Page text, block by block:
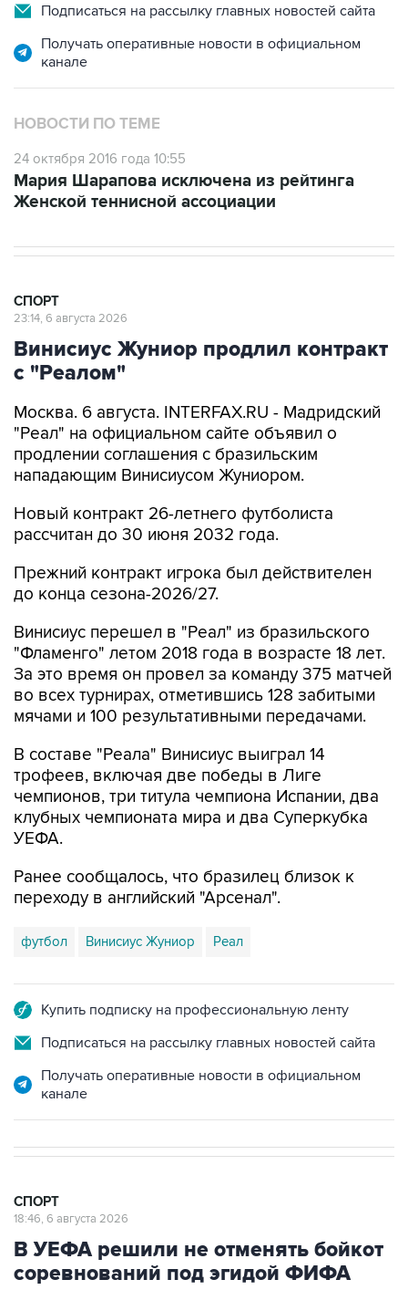
Подписаться на рассылку главных новостей сайта
Получать оперативные новости в официальном
канале
НОВОСТИ ПО ТЕМЕ
24 октября 2016 года 10:55
Мария Шарапова исключена из рейтинга
Женской теннисной ассоциации
СПОРТ
23:14, 6 августа 2026
Винисиус Жуниор продлил контракт
с "Реалом"
Москва. 6 августа. INTERFAX.RU - Мадридский
"Реал" на официальном сайте объявил о
продлении соглашения с бразильским
нападающим Винисиусом Жуниором.
Новый контракт 26-летнего футболиста
рассчитан до 30 июня 2032 года.
Прежний контракт игрока был действителен
до конца сезона-2026/27.
Винисиус перешел в "Реал" из бразильского
"Фламенго" летом 2018 года в возрасте 18 лет.
За это время он провел за команду 375 матчей
во всех турнирах, отметившись 128 забитыми
мячами и 100 результативными передачами.
В составе "Реала" Винисиус выиграл 14
трофеев, включая две победы в Лиге
чемпионов, три титула чемпиона Испании, два
клубных чемпионата мира и два Суперкубка
УЕФА.
Ранее сообщалось, что бразилец близок к
переходу в английский "Арсенал".
футбол Винисиус Жуниор Реал
Купить подписку на профессиональную ленту
Подписаться на рассылку главных новостей сайта
Получать оперативные новости в официальном
канале
СПОРТ
18:46, 6 августа 2026
В УЕФА решили не отменять бойкот
соревнований под эгидой ФИФА